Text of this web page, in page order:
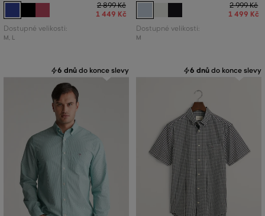
2 899 Kč
1 449 Kč
Dostupné velikosti:
M, L
2 999 Kč
1 499 Kč
Dostupné velikosti:
M
6 dnů do konce slevy 6 dnů do konce slevy